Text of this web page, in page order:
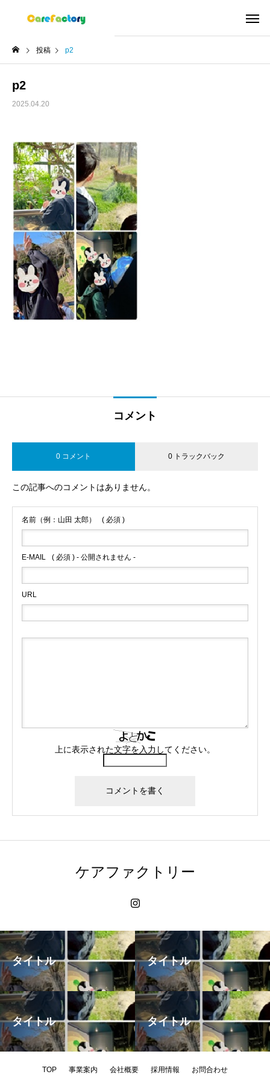
投稿 p2
p2
2025.04.20
コメント
0 コメント 0 トラックバック
この記事へのコメントはありません。
名前（例：山田 太郎） ( 必須 )
E-MAIL ( 必須 ) - 公開されません -
URL
上に表示された文字を入力してください。
ケアファクトリー
タイトル タイトル
タイトル タイトル
TOP 事業案内 会社概要 採用情報 お問合わせ